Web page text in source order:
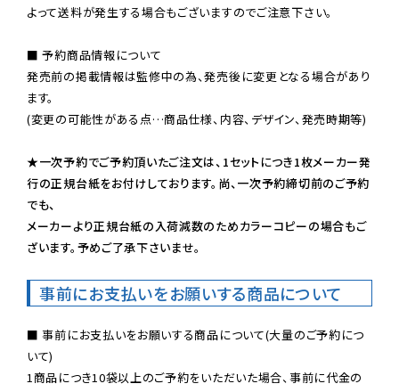
よって送料が発生する場合もございますのでご注意下さい。
■ 予約商品情報について
発売前の掲載情報は監修中の為、発売後に変更となる場合があり
ます。
(変更の可能性がある点…商品仕様、内容、デザイン、発売時期等)
★一次予約でご予約頂いたご注文は、1セットにつき1枚メーカー発
行の正規台紙をお付けしております。尚、一次予約締切前のご予約
でも、
メーカーより正規台紙の入荷減数のためカラーコピーの場合もご
ざいます。予めご了承下さいませ。
事前にお支払いをお願いする商品について
■ 事前にお支払いをお願いする商品について(大量のご予約につ
いて)
1商品につき10袋以上のご予約をいただいた場合、事前に代金の